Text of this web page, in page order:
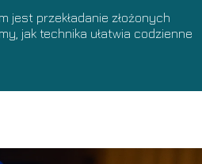
jest przekładanie złożonych
jak technika ułatwia codzienne